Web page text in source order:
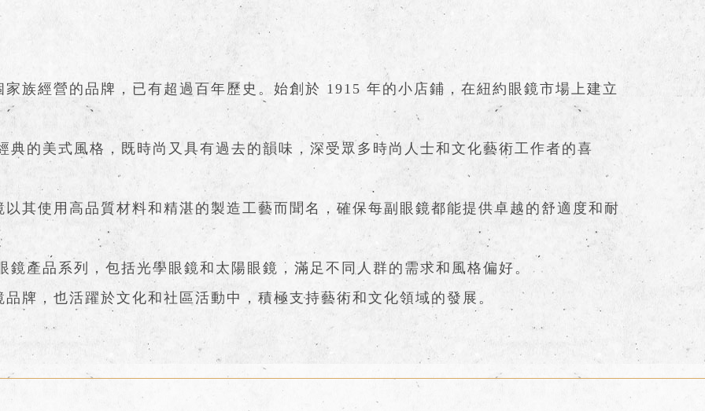
家族經營的品牌，已有超過百年歷史。始創於 1915 年的小店鋪，在紐約眼鏡市場上建立
典的美式風格，既時尚又具有過去的韻味，深受眾多時尚人士和文化藝術工作者的喜
以其使用高品質材料和精湛的製造工藝而聞名，確保每副眼鏡都能提供卓越的舒適度和耐
鏡產品系列，包括光學眼鏡和太陽眼鏡，滿足不同人群的需求和風格偏好。
牌，也活躍於文化和社區活動中，積極支持藝術和文化領域的發展。